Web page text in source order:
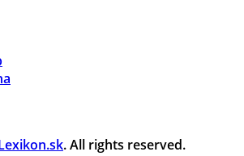
. All rights reserved.